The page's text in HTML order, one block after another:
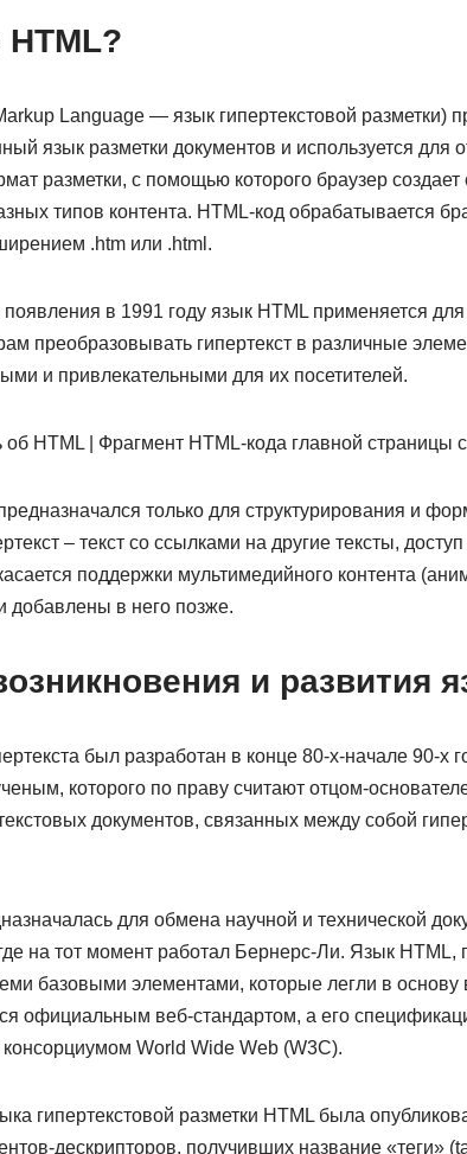
HTML?
Language — язык гипертекстовой разметки)
язык разметки документов и используется для
разметки, с помощью которого браузер создает
типов контента. HTML-код обрабатывается
.htm или .html.
в 1991 году язык HTML применяется
преобразовывать гипертекст в различные
и привлекательными для их посетителей.
только для структурирования и
– текст со ссылками на другие тексты,
поддержки мультимедийного контента
добавлены в него позже.
и развития
был разработан в конце 80-х-начале 90-
которого по праву считают отцом-
документов, связанных между собой
для обмена научной и технической
на тот момент работал Бернерс-Ли. Язык
базовыми элементами, которые легли в
официальным веб-стандартом, а его
World Wide Web (W3C).
гипертекстовой разметки HTML была
дескрипторов, получивших название «теги»